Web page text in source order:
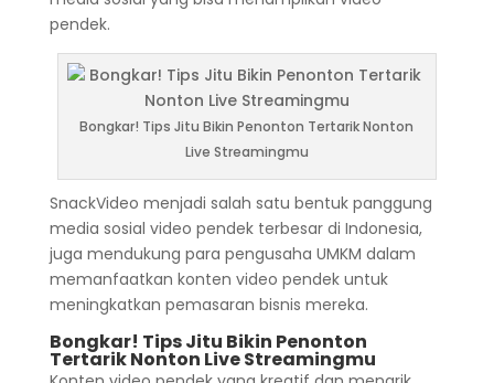
pendek.
Bongkar! Tips Jitu Bikin Penonton Tertarik Nonton
Live Streamingmu
SnackVideo menjadi salah satu bentuk panggung
media sosial video pendek terbesar di Indonesia,
juga mendukung para pengusaha UMKM dalam
memanfaatkan konten video pendek untuk
meningkatkan pemasaran bisnis mereka.
Bongkar! Tips Jitu Bikin Penonton
Tertarik Nonton Live Streamingmu